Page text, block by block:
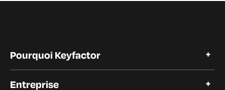
Pourquoi Keyfactor
Témoignages de clients
Entreprise